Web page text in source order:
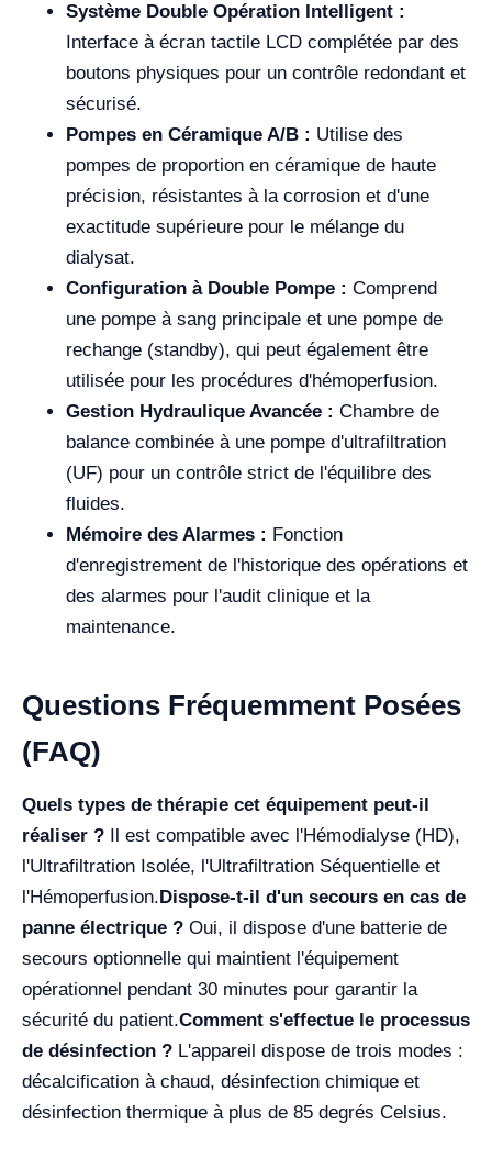
Système Double Opération Intelligent :
Interface à écran tactile LCD complétée par des
boutons physiques pour un contrôle redondant et
sécurisé.
Pompes en Céramique A/B : Utilise des
pompes de proportion en céramique de haute
précision, résistantes à la corrosion et d'une
exactitude supérieure pour le mélange du
dialysat.
Configuration à Double Pompe : Comprend
une pompe à sang principale et une pompe de
rechange (standby), qui peut également être
utilisée pour les procédures d'hémoperfusion.
Gestion Hydraulique Avancée : Chambre de
balance combinée à une pompe d'ultrafiltration
(UF) pour un contrôle strict de l'équilibre des
fluides.
Mémoire des Alarmes : Fonction
d'enregistrement de l'historique des opérations et
des alarmes pour l'audit clinique et la
maintenance.
Questions Fréquemment Posées
(FAQ)
Quels types de thérapie cet équipement peut-il
réaliser ? Il est compatible avec l'Hémodialyse (HD),
l'Ultrafiltration Isolée, l'Ultrafiltration Séquentielle et
l'Hémoperfusion.Dispose-t-il d'un secours en cas de
panne électrique ? Oui, il dispose d'une batterie de
secours optionnelle qui maintient l'équipement
opérationnel pendant 30 minutes pour garantir la
sécurité du patient.Comment s'effectue le processus
de désinfection ? L'appareil dispose de trois modes :
décalcification à chaud, désinfection chimique et
désinfection thermique à plus de 85 degrés Celsius.